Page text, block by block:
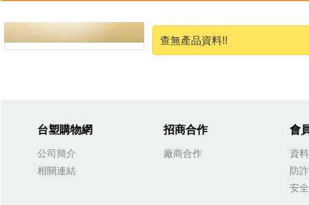
查無產品資料!!
台塑購物網
公司簡介
相關連結
招商合作
廠商合作
會
資
防
安